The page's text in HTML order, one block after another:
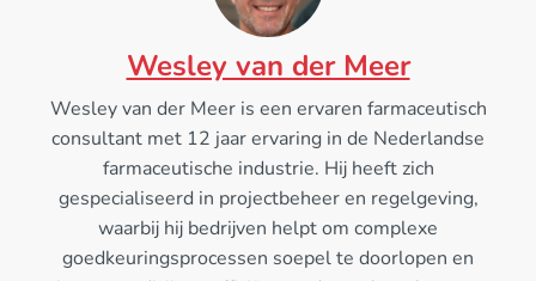
Wesley van der Meer
Wesley van der Meer is een ervaren farmaceutisch
consultant met 12 jaar ervaring in de Nederlandse
farmaceutische industrie. Hij heeft zich
gespecialiseerd in projectbeheer en regelgeving,
waarbij hij bedrijven helpt om complexe
goedkeuringsprocessen soepel te doorlopen en